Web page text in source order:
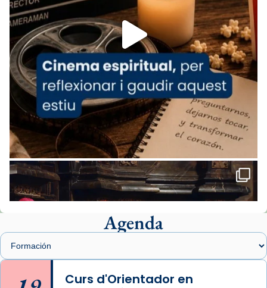
Aquest dilluns, 27 de juliol, ha tingut lloc la
missa d’acció de gràcies en agraïment al
comitè organitzador de la visita apostòlica
del Sant Pare Lleó XIV a Barcelona, i als
col·laboradors, a la Catedral de Barcelona.
L’arquebisbe de Barcelona, el cardenal Joan
Josep Omella, ha presidit la missa i l’ha
concelebrat el bisbe auxiliar de Barcelona,
Mons. David Abadías.
📸 Dr. G. Simón
Foto
View on Facebook Share
Arquebisbat de Barcelona
1 week ago
Memòria de les santes Juliana i
Semproniana, verges i màrtirs.
Agenda
Curs d'Orientador en